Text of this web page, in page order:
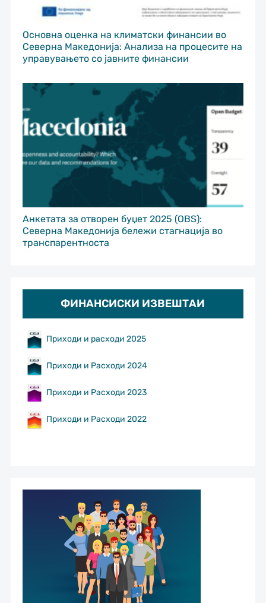
Основна оценка на климатски финансии во
Северна Македонија: Анализа на процесите на
управувањето со јавните финансии
Анкетата за отворен буџет 2025 (OBS):
Северна Македонија бележи стагнација во
транспарентноста
ФИНАНСИСКИ ИЗВЕШТАИ
Приходи и расходи 2025
Приходи и Расходи 2024
Приходи и Расходи 2023
Приходи и Расходи 2022